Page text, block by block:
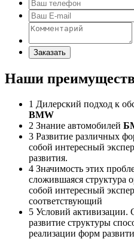
Заказать
Наши
1 Дилерский подход к
BMW
2 Знание автомобилей
3 Развитие различных
собой интересный
развития.
4 Значимость этих
сложившаяся структура
собой интересный
соответствующий
5 Условий активизации.
развитие структуры
реализации форм